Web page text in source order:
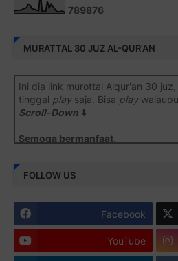
789876
MURATTAL 30 JUZ AL-QUR'AN
Ini dia link murottal Alqur'an 30
tinggal playsaja. Bisa play
Scroll-Down ⬇️
Semoga bermanfaat.
Juz 1 ⇨
Juz 3 ⇨ http://j.mp/2bFSrtF
Juz 4 ⇨ http://j.mp/2b8SXi3
FOLLOW US
Facebook
YouTube